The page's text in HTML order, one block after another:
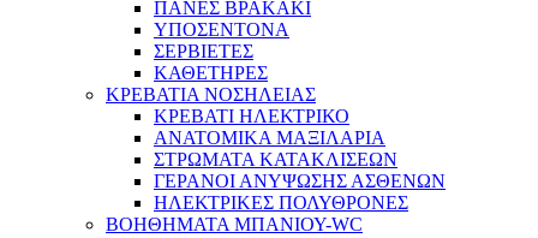
ΠΑΝΕΣ ΒΡΑΚΑΚΙ
ΥΠΟΣΕΝΤΟΝΑ
ΣΕΡΒΙΕΤΕΣ
ΚΑΘΕΤΗΡΕΣ
ΚΡΕΒΑΤΙΑ ΝΟΣΗΛΕΙΑΣ
ΚΡΕΒΑΤΙ ΗΛΕΚΤΡΙΚΟ
ΑΝΑΤΟΜΙΚΑ ΜΑΞΙΛΑΡΙΑ
ΣΤΡΩΜΑΤΑ ΚΑΤΑΚΛΙΣΕΩΝ
ΓΕΡΑΝΟΙ ΑΝΥΨΩΣΗΣ ΑΣΘΕΝΩΝ
ΗΛΕΚΤΡΙΚΕΣ ΠΟΛΥΘΡΟΝΕΣ
ΒΟΗΘΗΜΑΤΑ ΜΠΑΝΙΟΥ-WC